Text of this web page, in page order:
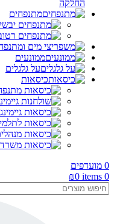
החלקה
מתנפחים
ממונעים
על גלגלים
כיסאות
0 מועדפים
0
items
₪0